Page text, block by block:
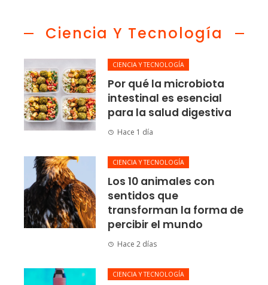
Ciencia Y Tecnología
CIENCIA Y TECNOLOGÍA
Por qué la microbiota
intestinal es esencial
para la salud digestiva
Hace 1 día
CIENCIA Y TECNOLOGÍA
Los 10 animales con
sentidos que
transforman la forma de
percibir el mundo
Hace 2 días
CIENCIA Y TECNOLOGÍA